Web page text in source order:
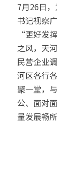
7月26日
书记视察
“更好发
之风，天
民营企业
河区各行
聚一堂，
公、面对
量发展畅